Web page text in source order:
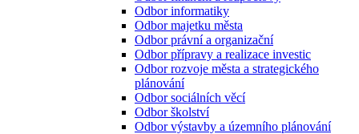
Odbor informatiky
Odbor majetku města
Odbor právní a organizační
Odbor přípravy a realizace investic
Odbor rozvoje města a strategického
plánování
Odbor sociálních věcí
Odbor školství
Odbor výstavby a územního plánování